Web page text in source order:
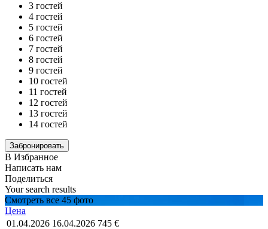
3 гостей
4 гостей
5 гостей
6 гостей
7 гостей
8 гостей
9 гостей
10 гостей
11 гостей
12 гостей
13 гостей
14 гостей
В Избранное
Написать нам
Поделиться
Your search results
Смотреть все 45 фото
Цена
01.04.2026 16.04.2026 745 €